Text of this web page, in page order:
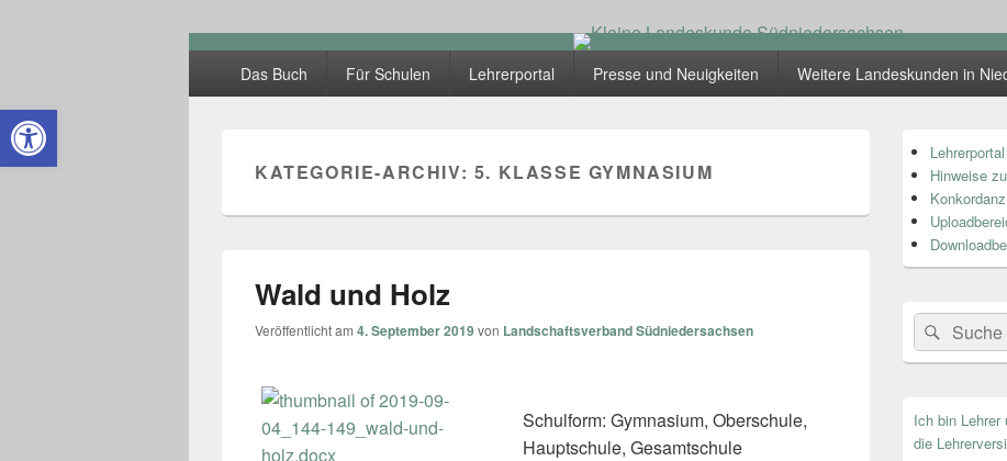
Open toolbar
Kleine Landeskunde Südniedersachsen
Hauptmenü
Das Buch Für Schulen Lehrerportal Presse und Neuigkeiten Weitere Landeskunden in
KATEGORIE-ARCHIV: 5. KLASSE GYMNASIUM
Wald und Holz
Veröffentlicht am 4. September 2019von Landschaftsverband Südniedersachsen
Schulform: Gymnasium, Oberschule,
Hauptschule, Gesamtschule
Seitenleisten
Widget-
Bereich
Lehrerportal
Hinweise
Konkordanz
Search
for:
Suche
Ich bin
die